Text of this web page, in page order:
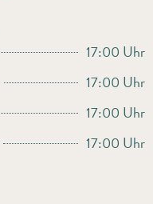
17:00 Uhr
17:00 Uhr
17:00 Uhr
17:00 Uhr